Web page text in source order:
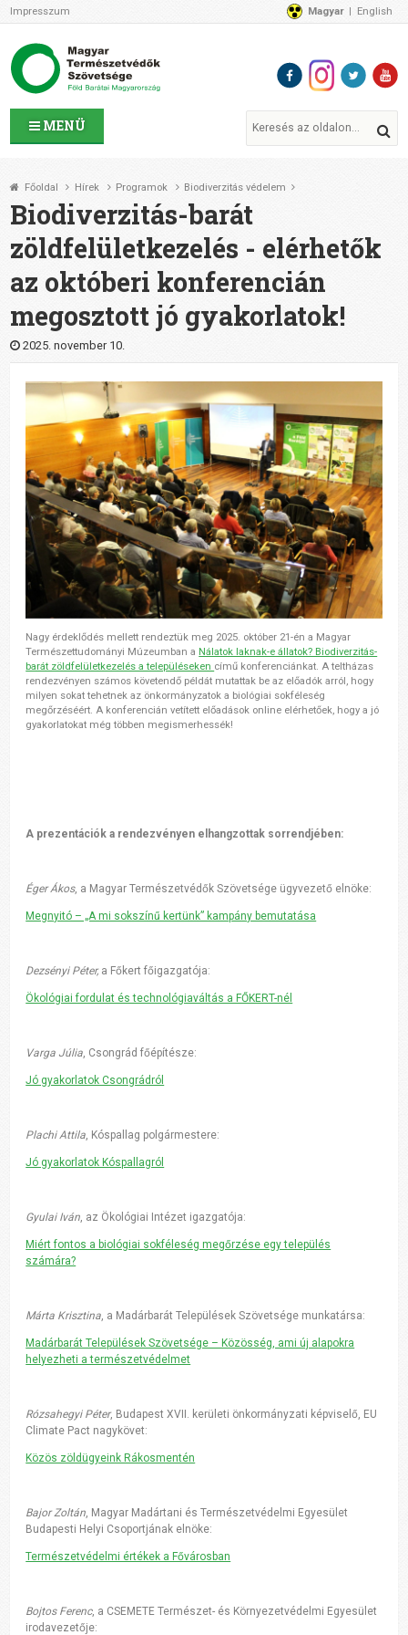
MENÜ
Impresszum Magyar English
Az MTVSZ-ről
Programok
MTVSZ ügyek és események
Tagszervezetek
Támogatóink
CSATLAKOZZ hozzánk!
Elérhetőségeink
1%
Segítsd a munkánkat!
Adományozz!
Támogatás
Főoldal Hírek Programok Biodiverzitás védelem
Biodiverzitás-barát
zöldfelületkezelés - elérhetők
az októberi konferencián
megosztott jó gyakorlatok!
2025. november 10.
Nagy érdeklődés mellett rendeztük meg 2025. október 21-én a Magyar
Természettudományi Múzeumban a Nálatok laknak-e állatok? Biodiverzitás-
barát zöldfelületkezelés a településeken című konferenciánkat. A teltházas
rendezvényen számos követendő példát mutattak be az előadók arról, hogy
milyen sokat tehetnek az önkormányzatok a biológiai sokféleség
megőrzéséért. A konferencián vetített előadások online elérhetőek, hogy a jó
gyakorlatokat még többen megismerhessék!
A prezentációk a rendezvényen elhangzottak sorrendjében:
Éger Ákos, a Magyar Természetvédők Szövetsége ügyvezető elnöke:
Megnyitó – „A mi sokszínű kertünk” kampány bemutatása
Dezsényi Péter,a Főkert főigazgatója:
Ökológiai fordulat és technológiaváltás a FŐKERT-nél
Varga Júlia , Csongrád főépítésze:
Jó gyakorlatok Csongrádról
Plachi Attila , Kóspallag polgármestere:
Jó gyakorlatok Kóspallagról
Gyulai Iván , az Ökológiai Intézet igazgatója:
Miért fontos a biológiai sokféleség megőrzése egy település
számára?
Márta Krisztina , a Madárbarát Települések Szövetsége munkatársa:
Madárbarát Települések Szövetsége – Közösség, ami új alapokra
helyezheti a természetvédelmet
Rózsahegyi Péter, Budapest XVII. kerületi önkormányzati képviselő, EU
Climate Pact nagykövet:
Közös zöldügyeink Rákosmentén
Bajor Zoltán , Magyar Madártani és Természetvédelmi Egyesület
Budapesti Helyi Csoportjának elnöke:
Természetvédelmi értékek a Fővárosban
Bojtos Ferenc, a CSEMETE Természet- és Környezetvédelmi Egyesület
irodavezetője: